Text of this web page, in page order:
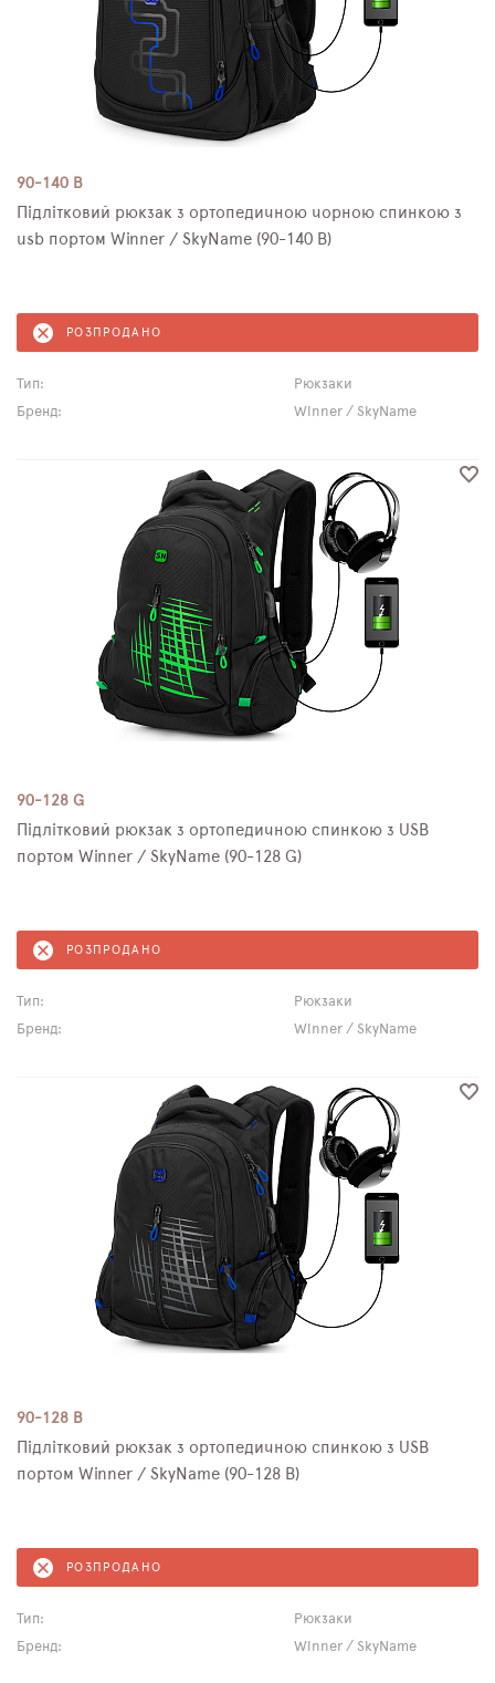
90-140 B
Підлітковий рюкзак з ортопедичною чорною спинкою з
usb портом Winner / SkyName (90-140 B)
РОЗПРОДАНО
Тип:
Рюкзаки
Бренд:
Winner / SkyName
90-128 G
Підлітковий рюкзак з ортопедичною спинкою з USB
портом Winner / SkyName (90-128 G)
РОЗПРОДАНО
Тип:
Рюкзаки
Бренд:
Winner / SkyName
90-128 B
Підлітковий рюкзак з ортопедичною спинкою з USB
портом Winner / SkyName (90-128 B)
РОЗПРОДАНО
Тип:
Рюкзаки
Бренд:
Winner / SkyName